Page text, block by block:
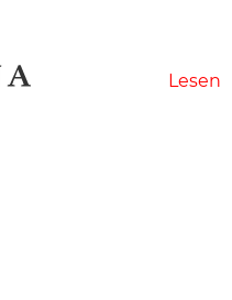
Navigation
Lesen